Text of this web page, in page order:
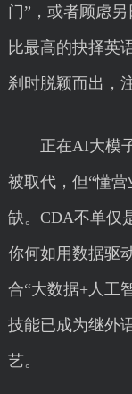
门”，或者顾虑
比最高的抉择英
刹时脱颖而出，
正在AI大模子
被取代，但“懂
缺。CDA不单仅
你何如用数据驱
合“大数据+人工
技能已成为继外
艺。